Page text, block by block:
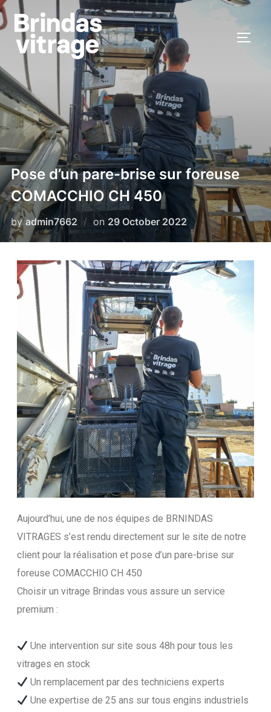
Pose d’un pare-brise sur foreuse
COMACCHIO CH 450
byadmin7662 on29 October 2022
Aujourd’hui, une de nos équipes de BRNINDAS
VITRAGES s’est rendu directement sur le site de notre
client pour la réalisation et pose d’un pare-brise sur
foreuse COMACCHIO CH 450
Choisir un vitrage Brindas vous assure un service
premium :
Une intervention sur site sous 48h pour tous les
vitrages en stock
Un remplacement par des techniciens experts
Une expertise de 25 ans sur tous engins industriels